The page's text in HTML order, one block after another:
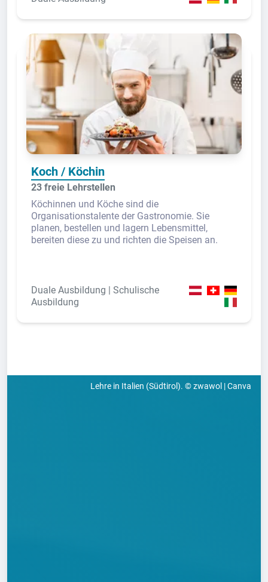
Koch / Köchin
23 freie Lehrstellen
Köchinnen und Köche sind die
Organisationstalente der Gastronomie. Sie
planen, bestellen und lagern Lebensmittel,
bereiten diese zu und richten die Speisen an.
Duale Ausbildung | Schulische
Ausbildung
Lehre in Italien (Südtirol). © zwawol | Canva